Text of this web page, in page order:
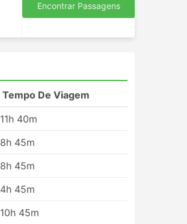
Encontrar Passagens
Tempo De Viagem
11h 40m
8h 45m
8h 45m
4h 45m
10h 45m